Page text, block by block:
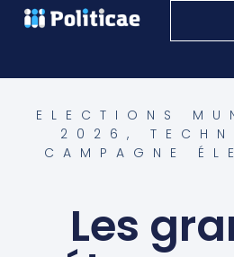
ELECTIONS
2026 ,
CAMPAGNE
Les